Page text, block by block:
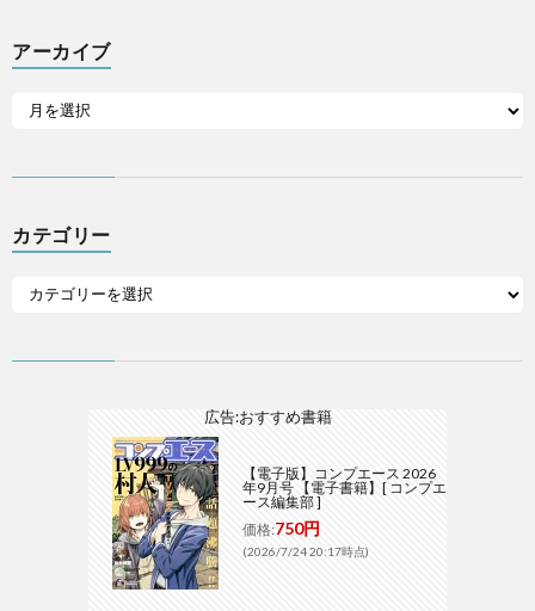
アーカイブ
カテゴリー
広告:おすすめ書籍
【電子版】コンプエース 2026
年9月号 【電子書籍】[ コンプエ
ース編集部 ]
価格:750円
(2026/7/24 20:17時点)